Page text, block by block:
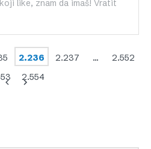
like, znam da imaš! Vratit
2.236 2.237 …
2.552
2.554